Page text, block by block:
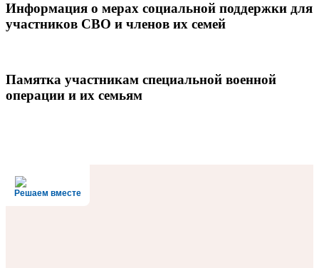
Информация о мерах социальной поддержки для
участников СВО и членов их семей
Памятка участникам специальной военной
операции и их семьям
Решаем вместе